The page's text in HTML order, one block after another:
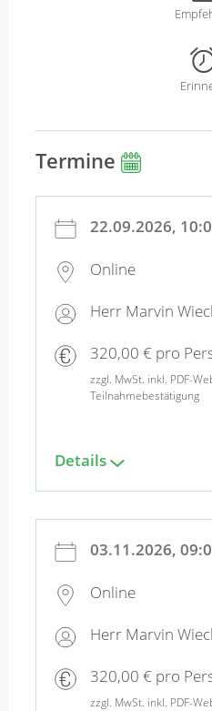
Termine
22.09.2026,
Online
Herr Marvin
320,00 € pro
zzgl. MwSt. inkl. PDF-
Teilnahmebestätigung
Details
03.11.2026,
Online
Herr Marvin
320,00 € pro
zzgl. MwSt. inkl. PDF-